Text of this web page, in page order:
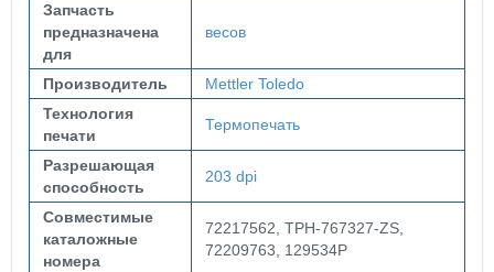
Запчасть
предназначена
для
весов
Производитель
Mettler Toledo
Технология
печати
Термопечать
Разрешающая
способность
203 dpi
Совместимые
каталожные
номера
72217562, TPH-767327-ZS,
72209763, 129534P